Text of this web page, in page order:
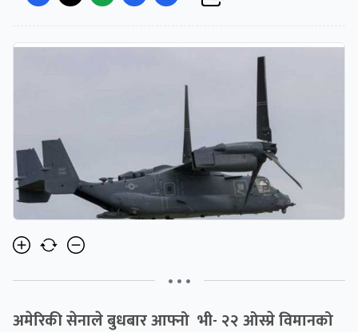
• • •
अमेरिकी सेनाले बुधबार आफ्नो भी- २२ ओस्प्रे विमानको